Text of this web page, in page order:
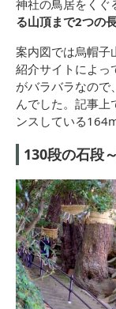
神社の鳥居をくぐ
る山頂まで2つの
案内図では烏帽子
紹介サイトによ
がバラバラなので
んでした。記事上
ンスしている
130段の石段